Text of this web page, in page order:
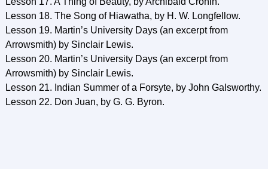
Lesson 18. The Song of Hiawatha, by H. W. Longfellow.
Lesson 19. Martin’s University Days (an excerpt from
Arrowsmith) by Sinclair Lewis.
Lesson 20. Martin’s University Days (an excerpt from
Arrowsmith) by Sinclair Lewis.
Lesson 21. Indian Summer of a Forsyte, by John Galsworthy.
Lesson 22. Don Juan, by G. G. Byron.